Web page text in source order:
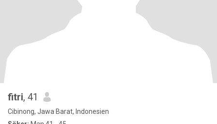
fitri, 41
Cibinong, Jawa Barat, Indonesien